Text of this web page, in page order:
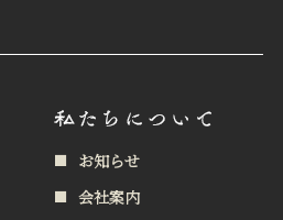
お知らせ
会社案内